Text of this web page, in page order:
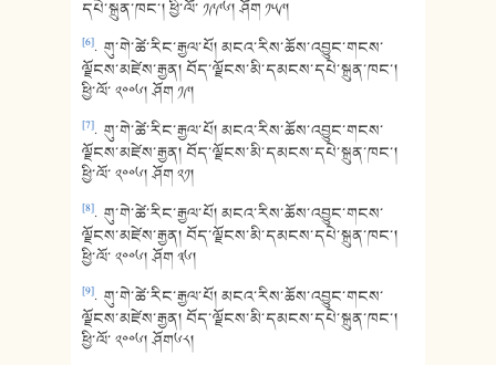
དཔེ་སྐྲུན་ཁང་། ཕྱི་ལོ་ ༡༩༩༦། ཤོག ༡༥༩།
[6]. གུ་གེ་ཚེ་རིང་རྒྱལ་པོ། མངའ་རིས་ཆོས་འབྱུང་གངས་
ལྗོངས་མཛེས་རྒྱན། བོད་ལྗོངས་མི་དམངས་དཔེ་སྐྲུན་ཁང་།
ཕྱི་ལོ་ ༢༠༠༦། ཤོག ༡༩།
[7]. གུ་གེ་ཚེ་རིང་རྒྱལ་པོ། མངའ་རིས་ཆོས་འབྱུང་གངས་
ལྗོངས་མཛེས་རྒྱན། བོད་ལྗོངས་མི་དམངས་དཔེ་སྐྲུན་ཁང་།
ཕྱི་ལོ་ ༢༠༠༦། ཤོག ༢༡།
[8]. གུ་གེ་ཚེ་རིང་རྒྱལ་པོ། མངའ་རིས་ཆོས་འབྱུང་གངས་
ལྗོངས་མཛེས་རྒྱན། བོད་ལྗོངས་མི་དམངས་དཔེ་སྐྲུན་ཁང་།
ཕྱི་ལོ་ ༢༠༠༦། ཤོག ༣༦།
[9]. གུ་གེ་ཚེ་རིང་རྒྱལ་པོ། མངའ་རིས་ཆོས་འབྱུང་གངས་
ལྗོངས་མཛེས་རྒྱན། བོད་ལྗོངས་མི་དམངས་དཔེ་སྐྲུན་ཁང་།
ཕྱི་ལོ་ ༢༠༠༦། ཤོག༦༨།